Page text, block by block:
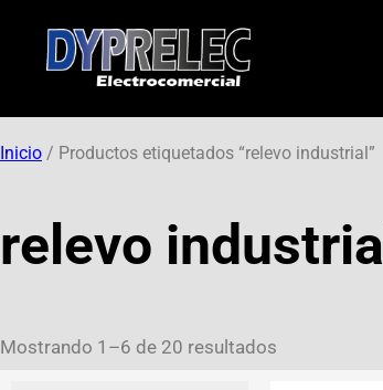
Inicio / Productos etiquetados “relevo industrial”
relevo industrial
Mostrando 1–6 de 20 resultados